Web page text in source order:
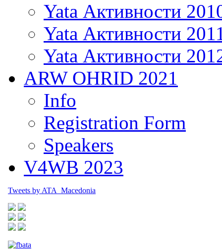
Yata Активности
Yata Активности
Yata Активности
ARW OHRID 2021
Info
Registration Form
Speakers
V4WB 2023
Tweets by ATA_Macedonia